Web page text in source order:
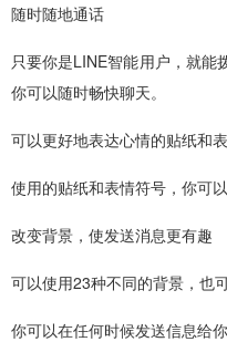
随时随地通话
只要你是LINE智能用户，就能
你可以随时畅快聊天。
可以更好地表达心情的贴纸和
使用的贴纸和表情符号，你可
改变背景，使发送消息更有趣
可以使用23种不同的背景，也
你可以在任何时候发送信息给